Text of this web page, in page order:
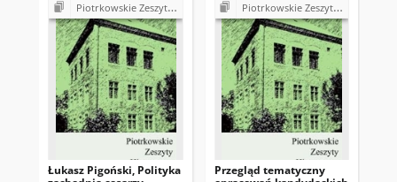
Piotrkowskie Zeszyty Historyczne
Łukasz Pigoński, Polityka
Piotrkowskie Zeszyty Historyczne
Przegląd tematyczny